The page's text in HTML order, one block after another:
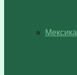
Мексика